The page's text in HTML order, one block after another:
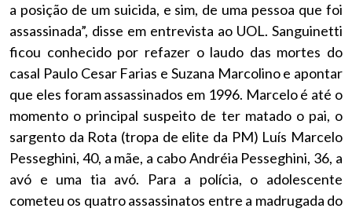
a posição de um suicida, e sim, de uma pessoa que foi
assassinada”, disse em entrevista ao UOL. Sanguinetti
ficou conhecido por refazer o laudo das mortes do
casal Paulo Cesar Farias e Suzana Marcolino e apontar
que eles foram assassinados em 1996. Marcelo é até o
momento o principal suspeito de ter matado o pai, o
sargento da Rota (tropa de elite da PM) Luís Marcelo
Pesseghini, 40, a mãe, a cabo Andréia Pesseghini, 36, a
avó e uma tia avó. Para a polícia, o adolescente
cometeu os quatro assassinatos entre a madrugada do